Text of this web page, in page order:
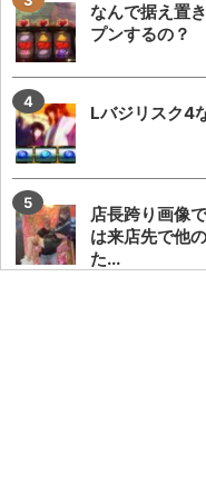
なんで据え置
プンするの？
Lバジリスク4
店長跨り画像
は来店先で他
た...